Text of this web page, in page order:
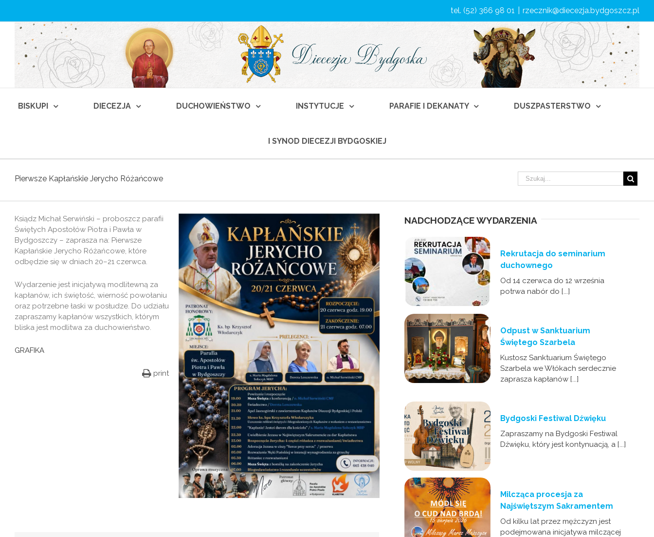
tel. (52) 366 98 01 rzecznik@diecezja.bydgoszcz.pl
BISKUPI DIECEZJA DUCHOWIEŃSTWO INSTYTUCJE PARAFIE I DEKANATY DUSZPASTERSTWO
I SYNOD DIECEZJI BYDGOSKIEJ
Pierwsze Kapłańskie Jerycho Różańcowe
Ksiądz Michał Serwiński – proboszcz parafii
Świętych Apostołów Piotra i Pawła w
Bydgoszczy – zaprasza na: Pierwsze
Kapłańskie Jerycho Różańcowe, które
odbędzie się w dniach 20–21 czerwca.
Wydarzenie jest inicjatywą modlitewną za
kapłanów, ich świętość, wierność powołaniu
oraz potrzebne łaski w posłudze. Do udziału
zapraszamy kapłanów wszystkich, którym
bliska jest modlitwa za duchowieństwo.
GRAFIKA
print
NADCHODZĄCE WYDARZENIA
Rekrutacja do seminarium
duchownego
Od 14 czerwca do 12 września
potrwa nabór do [...]
Odpust w Sanktuarium
Świętego Szarbela
Kustosz Sanktuarium Świętego
Szarbela we Włókach serdecznie
zaprasza kapłanów [...]
Bydgoski Festiwal Dźwięku
Zapraszamy na Bydgoski Festiwal
Dźwięku, który jest kontynuacją, a [...]
Milcząca procesja za
Najświętszym Sakramentem
Od kilku lat przez mężczyzn jest
podejmowana inicjatywa milczącej